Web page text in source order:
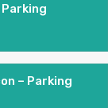
Parking
– Parking